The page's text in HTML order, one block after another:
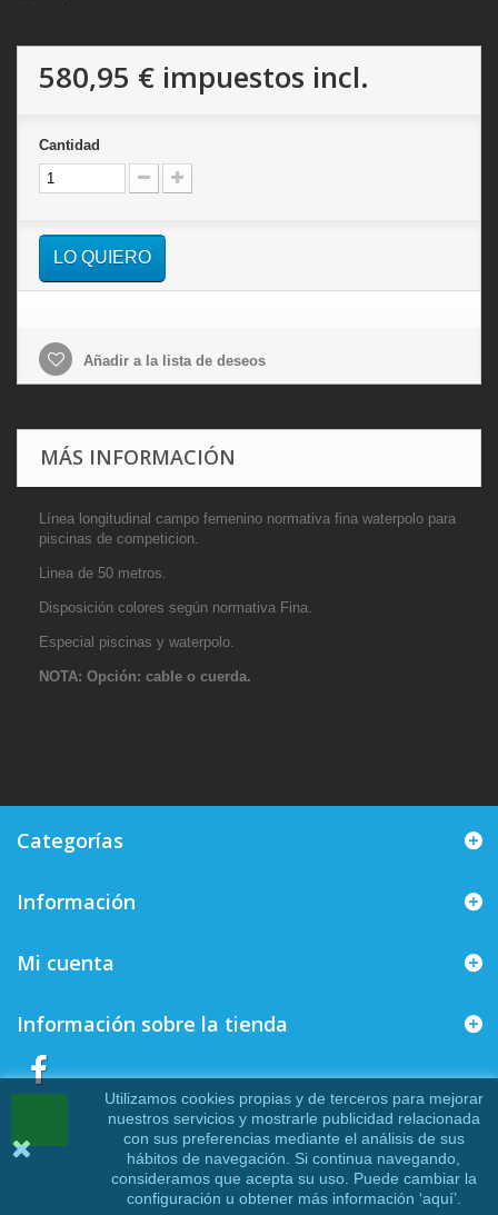
580,95 € impuestos incl.
Cantidad
LO QUIERO
Añadir a la lista de deseos
MÁS INFORMACIÓN
Línea longitudinal campo femenino normativa fina waterpolo para
piscinas de competicion.
Linea de 50 metros.
Disposición colores según normativa Fina.
Especial piscinas y waterpolo.
NOTA: Opción: cable o cuerda.
Categorías
Información
Mi cuenta
Información sobre la tienda
Utilizamos cookies propias y de terceros para mejorar
nuestros servicios y mostrarle publicidad relacionada
con sus preferencias mediante el análisis de sus
hábitos de navegación. Si continua navegando,
consideramos que acepta su uso. Puede cambiar la
configuración u obtener más información ‘aquí’.